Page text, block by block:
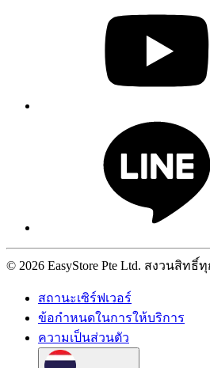
© 2026 EasyStore Pte Ltd. สงวนสิทธิ์
สถานะเซิร์ฟเวอร์
ข้อกำหนดในการให้บริการ
ความเป็นส่วนตัว